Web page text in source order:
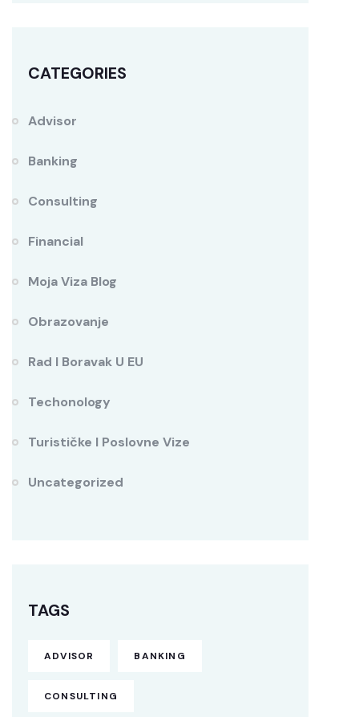
CATEGORIES
Advisor
Banking
Consulting
Financial
Moja Viza Blog
Obrazovanje
Rad I Boravak U EU
Techonology
Turističke I Poslovne Vize
Uncategorized
TAGS
ADVISOR BANKING
CONSULTING